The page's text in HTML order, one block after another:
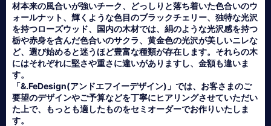
材本来の風合いが強いチーク、どっしりと落ち着いた色合いのウ
ォールナット、輝くような色目のブラックチェリー、独特な光沢
を持つローズウッド、国内の木材では、絹のような光沢感を持つ
栃や赤身を含んだ色合いのサクラ、黄金色の光沢が美しいニレな
ど、選び始めると迷うほど豊富な種類が存在します。それらの木
にはそれぞれに堅さや重さに違いがありますし、金額も違いま
す。
「&.FeDesign(アンドエフイーデザイン)」では、お客さまのご
要望のデザインやご予算などを丁寧にヒアリングさせていただい
た上で、もっとも適したものをセミオーダーでお作りいたしま
す。